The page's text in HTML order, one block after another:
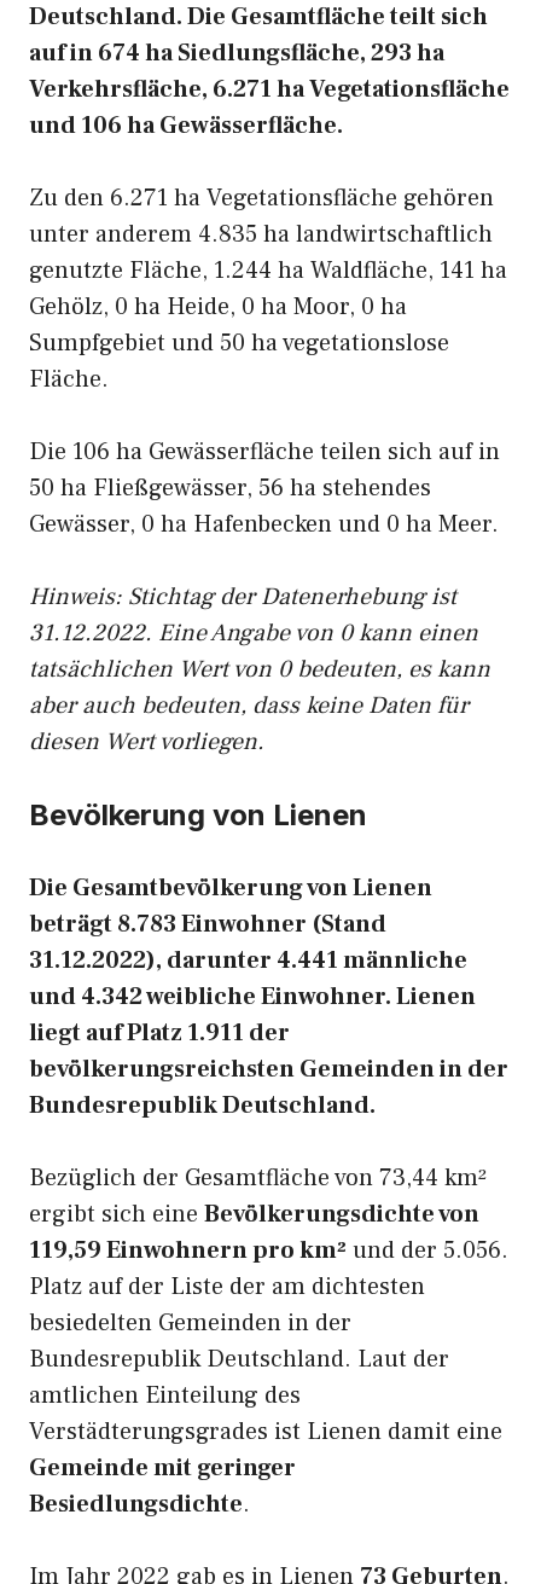
Deutschland. Die Gesamtfläche teilt sich
auf in 674 ha Siedlungsfläche, 293 ha
Verkehrsfläche, 6.271 ha Vegetationsfläche
und 106 ha Gewässerfläche.
Zu den 6.271 ha Vegetationsfläche gehören
unter anderem 4.835 ha landwirtschaftlich
genutzte Fläche, 1.244 ha Waldfläche, 141 ha
Gehölz, 0 ha Heide, 0 ha Moor, 0 ha
Sumpfgebiet und 50 ha vegetationslose
Fläche.
Die 106 ha Gewässerfläche teilen sich auf in
50 ha Fließgewässer, 56 ha stehendes
Gewässer, 0 ha Hafenbecken und 0 ha Meer.
Hinweis: Stichtag der Datenerhebung ist
31.12.2022. Eine Angabe von 0 kann einen
tatsächlichen Wert von 0 bedeuten, es kann
aber auch bedeuten, dass keine Daten für
diesen Wert vorliegen.
Bevölkerung von Lienen
Die Gesamtbevölkerung von Lienen
beträgt 8.783 Einwohner (Stand
31.12.2022), darunter 4.441 männliche
und 4.342 weibliche Einwohner. Lienen
liegt auf Platz 1.911 der
bevölkerungsreichsten Gemeinden in der
Bundesrepublik Deutschland.
Bezüglich der Gesamtfläche von 73,44 km²
ergibt sich eine Bevölkerungsdichte von
119,59 Einwohnern pro km² und der 5.056.
Platz auf der Liste der am dichtesten
besiedelten Gemeinden in der
Bundesrepublik Deutschland. Laut der
amtlichen Einteilung des
Verstädterungsgrades ist Lienen damit eine
Gemeinde mit geringer
Besiedlungsdichte.
Im Jahr 2022 gab es in Lienen 73 Geburten.